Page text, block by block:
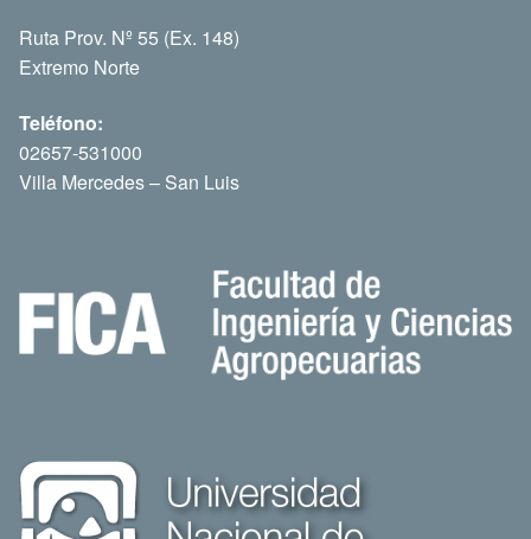
Ruta Prov. Nº 55 (Ex. 148)
Extremo Norte
Teléfono:
02657-531000
Villa Mercedes – San Luis